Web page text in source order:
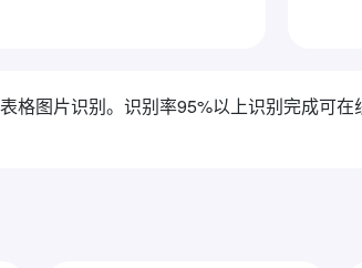
格图片识别。识别率95%以上识别完成可